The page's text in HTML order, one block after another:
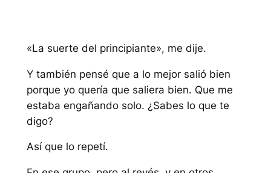
«La suerte del principiante», me dije.
Y también pensé que a lo mejor salió bien
porque yo quería que saliera bien. Que me
estaba engañando solo. ¿Sabes lo que te
digo?
Así que lo repetí.